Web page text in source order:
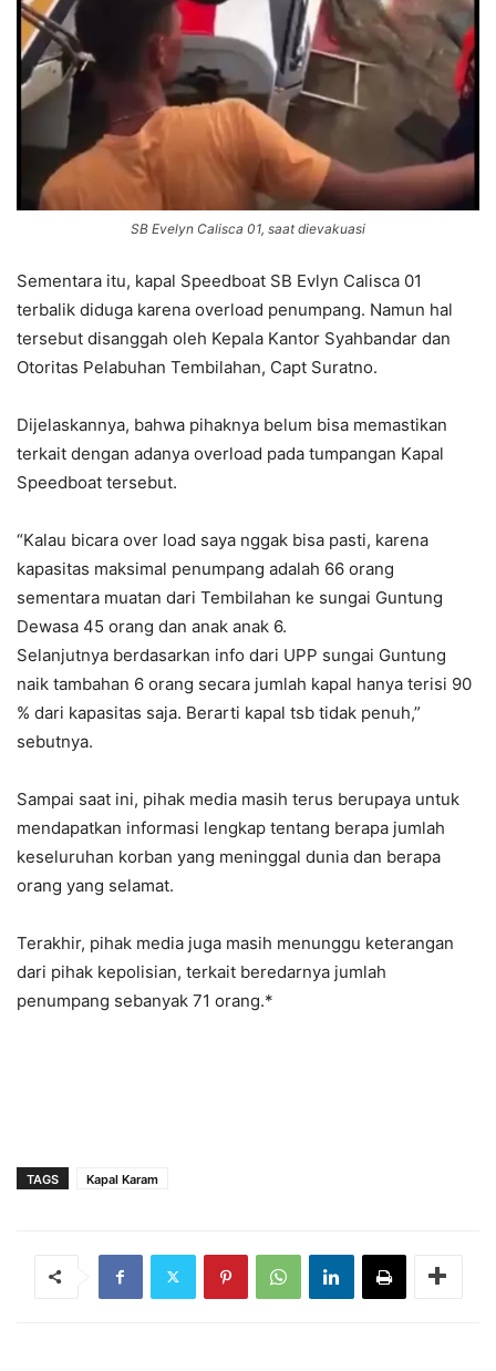
SB Evelyn Calisca 01, saat dievakuasi
Sementara itu, kapal Speedboat SB Evlyn Calisca 01
terbalik diduga karena overload penumpang. Namun hal
tersebut disanggah oleh Kepala Kantor Syahbandar dan
Otoritas Pelabuhan Tembilahan, Capt Suratno.
Dijelaskannya, bahwa pihaknya belum bisa memastikan
terkait dengan adanya overload pada tumpangan Kapal
Speedboat tersebut.
“Kalau bicara over load saya nggak bisa pasti, karena
kapasitas maksimal penumpang adalah 66 orang
sementara muatan dari Tembilahan ke sungai Guntung
Dewasa 45 orang dan anak anak 6.
Selanjutnya berdasarkan info dari UPP sungai Guntung
naik tambahan 6 orang secara jumlah kapal hanya terisi 90
% dari kapasitas saja. Berarti kapal tsb tidak penuh,”
sebutnya.
Sampai saat ini, pihak media masih terus berupaya untuk
mendapatkan informasi lengkap tentang berapa jumlah
keseluruhan korban yang meninggal dunia dan berapa
orang yang selamat.
Terakhir, pihak media juga masih menunggu keterangan
dari pihak kepolisian, terkait beredarnya jumlah
penumpang sebanyak 71 orang.*
TAGS Kapal Karam